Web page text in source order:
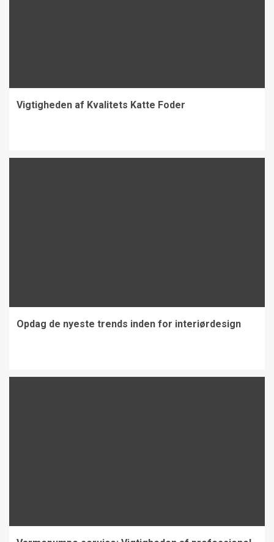
Vigtigheden af Kvalitets Katte Foder
Opdag de nyeste trends inden for interiørdesign